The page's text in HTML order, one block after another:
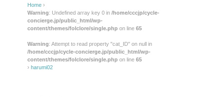
Home ›
Warning: Undefined array key 0 in /home/cccjp/cycle-
concierge.jp/public_html/wp-
content/themes/folclore/single.php on line 65
Warning: Attempt to read property "cat_ID" on null in
/home/cccjp/cycle-concierge.jp/public_html/wp-
content/themes/folclore/single.php on line 65
› harumi02